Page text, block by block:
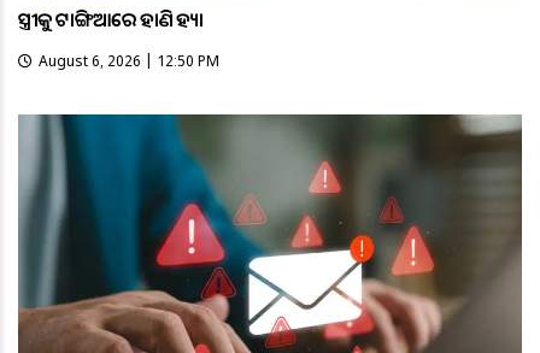
ସ୍ତ୍ରୀକୁ ଟାଙ୍ଗିଆରେ ହାଣି ହତ୍ୟା
August 6, 2026 | 12:50 PM